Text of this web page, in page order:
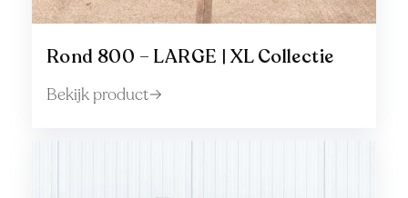
Rond 800 – LARGE | XL Collectie
Bekijk product